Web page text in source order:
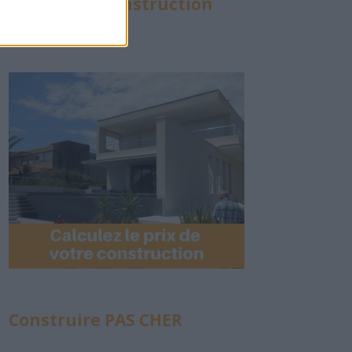
Construire PAS CHER